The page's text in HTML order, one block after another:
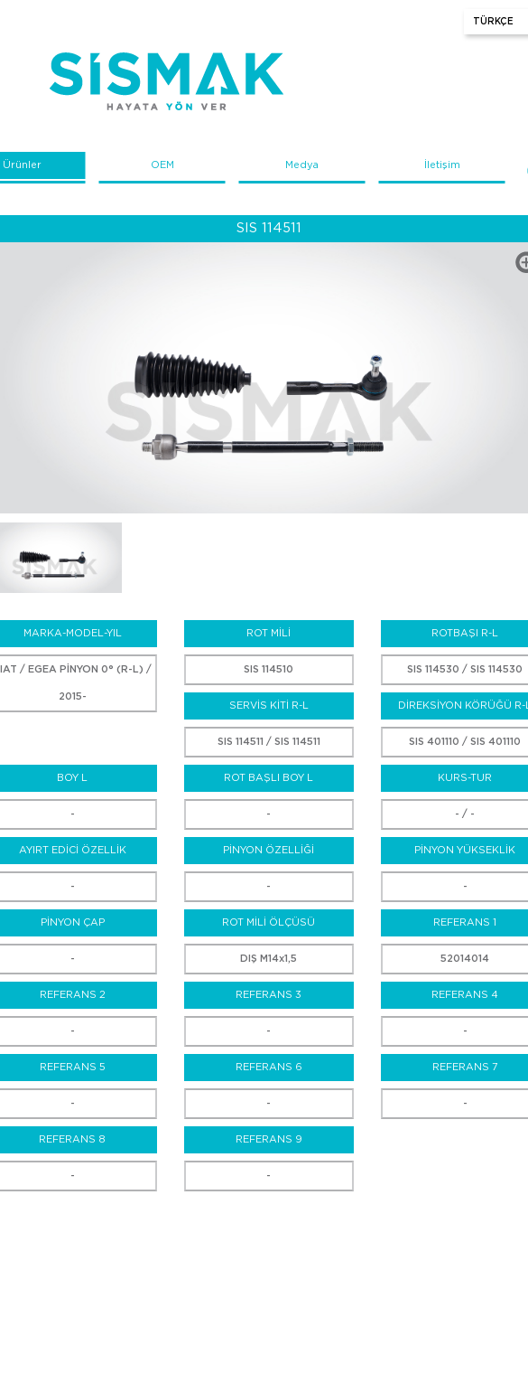
Ürünler OEM Medya İletişim
SIS 114511
MARKA-MODEL-YIL
/ EGEA PİNYON 0° (R-L) /
2015-
ROT MİLİ
SIS 114510
ROTBAŞI R-L
SIS 114530 / SIS 114530
SERVİS KİTİ R-L
SIS 114511 / SIS 114511
DİREKSİYON KÖRÜĞÜ R-L
SIS 401110 / SIS 401110
BOY L
-
ROT BAŞLI BOY L
-
KURS-TUR
- / -
AYIRT EDİCİ ÖZELLİK
-
PİNYON ÖZELLİĞİ
-
PİNYON YÜKSEKLİK
-
PİNYON ÇAP
-
ROT MİLİ ÖLÇÜSÜ
DIŞ M14x1,5
REFERANS 1
52014014
REFERANS 2
-
REFERANS 3
-
REFERANS 4
-
REFERANS 5
-
REFERANS 6
-
REFERANS 7
-
REFERANS 8
-
REFERANS 9
-